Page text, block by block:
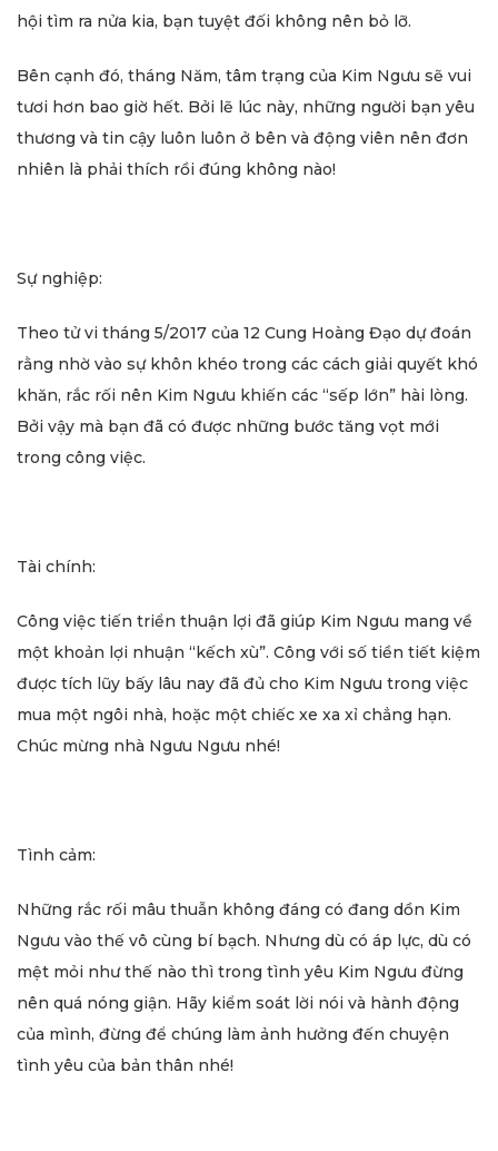
hội tìm ra nửa kia, bạn tuyệt đối không nên bỏ lỡ.
Bên cạnh đó, tháng Năm, tâm trạng của Kim Ngưu sẽ vui
tươi hơn bao giờ hết. Bởi lẽ lúc này, những người bạn yêu
thương và tin cậy luôn luôn ở bên và động viên nên đơn
nhiên là phải thích rồi đúng không nào!
Sự nghiệp:
Theo tử vi tháng 5/2017 của 12 Cung Hoàng Đạo dự đoán
rằng nhờ vào sự khôn khéo trong các cách giải quyết khó
khăn, rắc rối nên Kim Ngưu khiến các “sếp lớn” hài lòng.
Bởi vậy mà bạn đã có được những bước tăng vọt mới
trong công việc.
Tài chính:
Công việc tiến triển thuận lợi đã giúp Kim Ngưu mang về
một khoản lợi nhuận “kếch xù”. Công với số tiền tiết kiệm
được tích lũy bấy lâu nay đã đủ cho Kim Ngưu trong việc
mua một ngôi nhà, hoặc một chiếc xe xa xỉ chẳng hạn.
Chúc mừng nhà Ngưu Ngưu nhé!
Tình cảm:
Những rắc rối mâu thuẫn không đáng có đang dồn Kim
Ngưu vào thế vô cùng bí bạch. Nhưng dù có áp lực, dù có
mệt mỏi như thế nào thì trong tình yêu Kim Ngưu đừng
nên quá nóng giận. Hãy kiểm soát lời nói và hành động
của mình, đừng để chúng làm ảnh hưởng đến chuyện
tình yêu của bản thân nhé!